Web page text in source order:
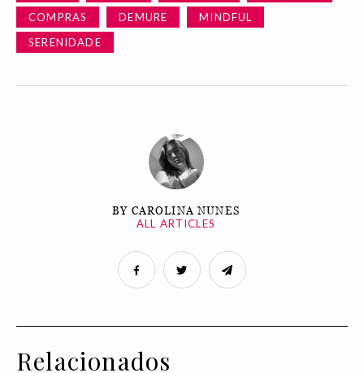
COMPRAS
DEMURE
MINDFUL
SERENIDADE
BY CAROLINA NUNES
ALL ARTICLES
Relacionados